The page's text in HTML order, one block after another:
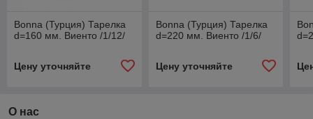
Bonna (Турция) Тарелка
d=160 мм. Виенто /1/12/
Цену уточняйте
Bonna (Турция) Тарелка
d=220 мм. Виенто /1/6/
Цену уточняйте
О нас